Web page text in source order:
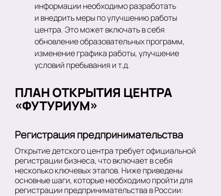
информации необходимо разработать
и внедрить меры по улучшению работы
центра. Это может включать в себя
обновление образовательных программ,
изменение графика работы, улучшение
условий пребывания и т.д.
ПЛАН ОТКРЫТИЯ ЦЕНТРА
«ФУТУРИУМ»
Регистрация предпринимательства
Открытие детского центра требует официальной
регистрации бизнеса, что включает в себя
несколько ключевых этапов. Ниже приведены
основные шаги, которые необходимо пройти для
регистрации предпринимательства в России: